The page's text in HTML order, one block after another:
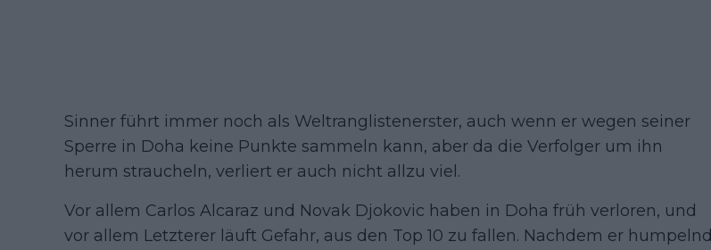
Sinner führt immer noch als Weltranglistenerster, auch wenn er wegen seiner
Sperre in Doha keine Punkte sammeln kann, aber da die Verfolger um ihn
herum straucheln, verliert er auch nicht allzu viel.
Vor allem Carlos Alcaraz und Novak Djokovic haben in Doha früh verloren, und
vor allem Letzterer läuft Gefahr, aus den Top 10 zu fallen. Nachdem er humpelnd